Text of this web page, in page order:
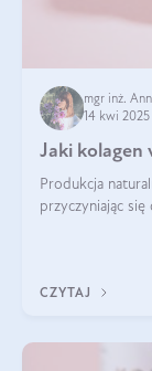
mgr inż.
14 kwi 2025
Jaki kolagen
Produkcja
przyczyniając
CZYTAJ